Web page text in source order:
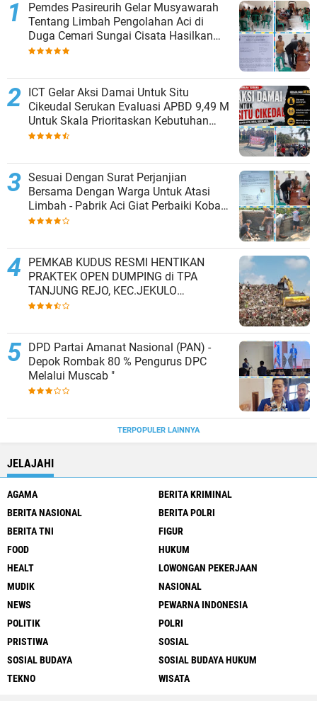
Pemdes Pasireurih Gelar Musyawarah
Tentang Limbah Pengolahan Aci di
Duga Cemari Sungai Cisata Hasilkan
Kesepakatan Tutup Sementara
ICT Gelar Aksi Damai Untuk Situ
Cikeudal Serukan Evaluasi APBD 9,49 M
Untuk Skala Prioritaskan Kebutuhan
Dasar Masyarakat Belum Saat nya
Sesuai Dengan Surat Perjanjian
Bersama Dengan Warga Untuk Atasi
Limbah - Pabrik Aci Giat Perbaiki Kobak
Penampungan Air
PEMKAB KUDUS RESMI HENTIKAN
PRAKTEK OPEN DUMPING di TPA
TANJUNG REJO, KEC.JEKULO
KAB.KUDUS,BERLAKUKAN SISTEM
DPD Partai Amanat Nasional (PAN) -
Depok Rombak 80 % Pengurus DPC
Melalui Muscab "
TERPOPULER LAINNYA
JELAJAHI
AGAMA
BERITA KRIMINAL
BERITA NASIONAL
BERITA POLRI
BERITA TNI
FIGUR
FOOD
HUKUM
HEALT
LOWONGAN PEKERJAAN
MUDIK
NASIONAL
NEWS
PEWARNA INDONESIA
POLITIK
POLRI
PRISTIWA
SOSIAL
SOSIAL BUDAYA
SOSIAL BUDAYA HUKUM
TEKNO
WISATA